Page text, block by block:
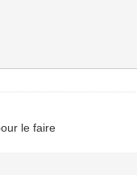
le faire